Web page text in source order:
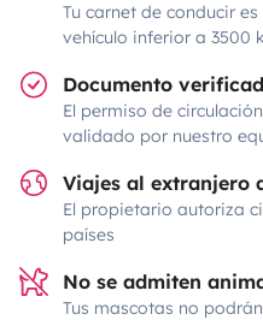
Tu carnet de conducir
vehículo inferior a 3500
Documento
El permiso de
validado por nuestro
Viajes al extranjero
El propietario autoriza
países
No se admiten
Tus mascotas no